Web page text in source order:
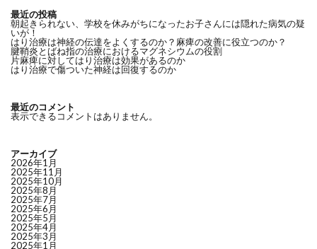
最近の投稿
朝起きられない、学校を休みがちになったお子さんには隠れた病気の疑
いが！
はり治療は神経の伝達をよくするのか？麻痺の改善に役立つのか？
腱鞘炎とばね指の治療におけるマグネシウムの役割
片麻痺に対してはり治療は効果があるのか
はり治療で傷ついた神経は回復するのか
最近のコメント
表示できるコメントはありません。
アーカイブ
2026年1月
2025年11月
2025年10月
2025年8月
2025年7月
2025年6月
2025年5月
2025年4月
2025年3月
2025年1月